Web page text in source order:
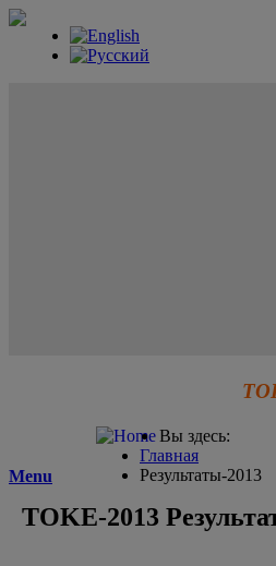
Menu
Вы здесь:
Главная
Результаты-2013
TOKE-2013